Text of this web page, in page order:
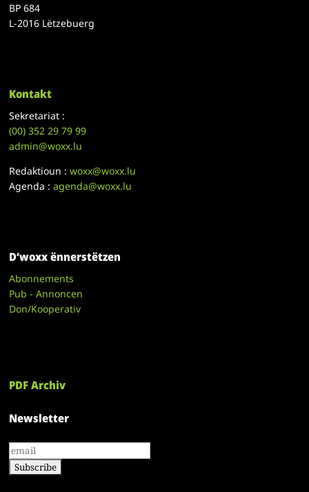
BP 684
L-2016 Lëtzebuerg
Kontakt
Sekretariat :
(00)352 29 79 99
admin@woxx.lu
Redaktioun :woxx@woxx.lu
Agenda :agenda@woxx.lu
D’woxx ënnerstëtzen
Abonnements
Pub - Annoncen
Don/Kooperativ
PDF Archiv
Newsletter